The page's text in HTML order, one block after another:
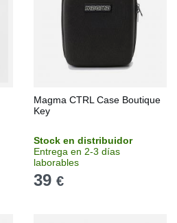
Magma CTRL Case Boutique
Key
Stock en distribuidor
Entrega en 2-3 días
laborables
39 €